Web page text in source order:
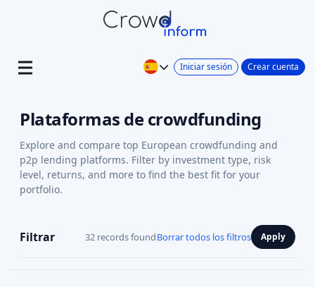
Iniciar sesión Crear cuenta
Plataformas de crowdfunding
Explore and compare top European crowdfunding and
p2p lending platforms. Filter by investment type, risk
level, returns, and more to find the best fit for your
portfolio.
Filtrar 32 records foundBorrar todos los filtros Apply